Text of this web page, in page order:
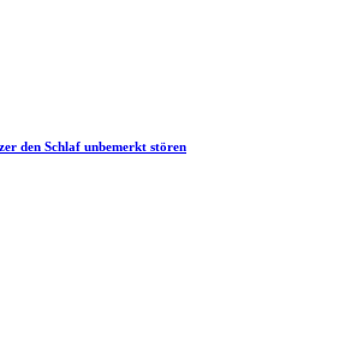
den Schlaf unbemerkt stören